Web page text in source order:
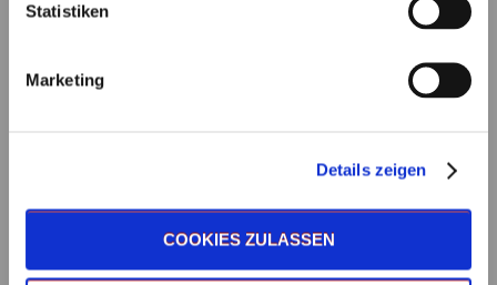
Statistiken
Marketing
Details zeigen
COOKIES ZULASSEN